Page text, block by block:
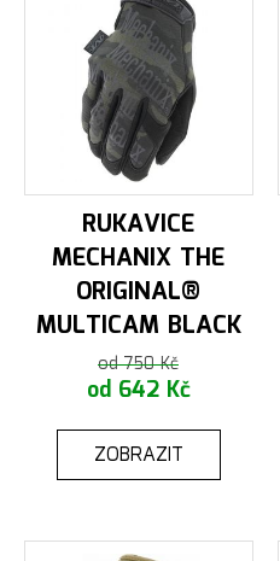
RUKAVICE
MECHANIX THE
ORIGINAL®
MULTICAM BLACK
od 750 Kč
od 642 Kč
ZOBRAZIT